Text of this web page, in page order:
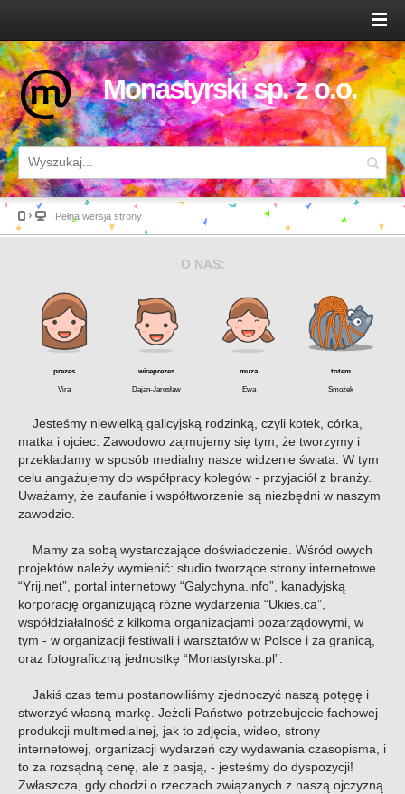
Monastyrski sp. z o.o.
Pełna wersja strony
O NAS:
prezes
Vira
wiceprezes
Dajan-Jarosław
muza
Ewa
totem
Smożek
Jesteśmy niewielką galicyjską rodzinką, czyli kotek, córka,
matka i ojciec. Zawodowo zajmujemy się tym, że tworzymy i
przekładamy w sposób medialny nasze widzenie świata. W tym
celu angażujemy do współpracy kolegów - przyjaciół z branży.
Uważamy, że zaufanie i współtworzenie są niezbędni w naszym
zawodzie.
Mamy za sobą wystarczające doświadczenie. Wśród owych
projektów należy wymienić: studio tworzące strony internetowe
“Yrij.net”, portal internetowy “Galychyna.info”, kanadyjską
korporację organizującą różne wydarzenia “Ukies.ca”,
współdziałalność z kilkoma organizacjami pozarządowymi, w
tym - w organizacji festiwali i warsztatów w Polsce i za granicą,
oraz fotograficzną jednostkę “Monastyrska.pl”.
Jakiś czas temu postanowiliśmy zjednoczyć naszą potęgę i
stworzyć własną markę. Jeżeli Państwo potrzebujecie fachowej
produkcji multimedialnej, jak to zdjęcia, wideo, strony
internetowej, organizacji wydarzeń czy wydawania czasopisma, i
to za rozsądną cenę, ale z pasją, - jesteśmy do dyspozycji!
Zwłaszcza, gdy chodzi o rzeczach związanych z naszą ojczyzną